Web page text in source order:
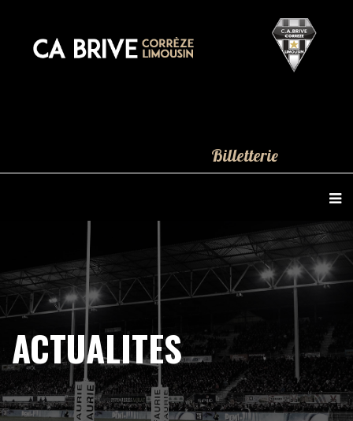
Billetterie
ACTUALITES